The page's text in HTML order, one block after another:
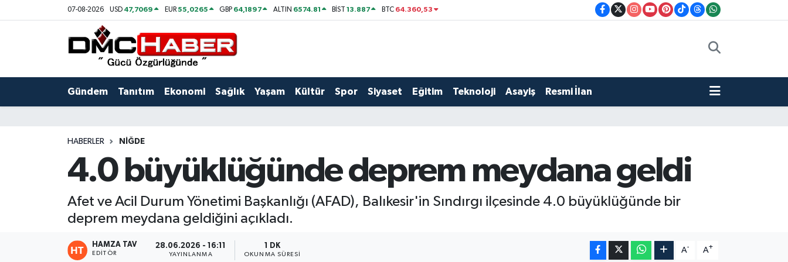
07-08-2026 USD 47,7069 EUR55,0265 GBP 64,1897 ALTIN 6574.81 BİST13.887 BTC 64.360,53
Gündem Tanıtım Ekonomi Sağlık Yaşam Kültür Spor Siyaset Eğitim Teknoloji Asayiş Resmi İlan
HABERLER NIĞDE
4.0 büyüklüğünde deprem meydana geldi
Afet ve Acil Durum Yönetimi Başkanlığı (AFAD), Balıkesir'in Sındırgı ilçesinde 4.0 büyüklüğünde bir
deprem meydana geldiğini açıkladı.
HAMZA TAV
EDITÖR
28.06.2026 - 16:11
YAYINLANMA
1 DK
OKUNMA SÜRESI
A- A+
Gündem
Siyaset
Nöbetçi Eczaneler
Tüm Manşetler
Haber Arşivi